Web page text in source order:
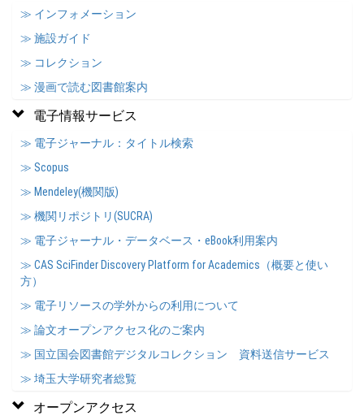
≫ インフォメーション
≫ 施設ガイド
≫ コレクション
≫ 漫画で読む図書館案内
電子情報サービス
≫ 電子ジャーナル：タイトル検索
≫ Scopus
≫ Mendeley(機関版)
≫ 機関リポジトリ(SUCRA)
≫ 電子ジャーナル・データベース・eBook利用案内
≫ CAS SciFinder Discovery Platform for Academics（概要と使い
方）
≫ 電子リソースの学外からの利用について
≫ 論文オープンアクセス化のご案内
≫ 国立国会図書館デジタルコレクション 資料送信サービス
≫ 埼玉大学研究者総覧
オープンアクセス